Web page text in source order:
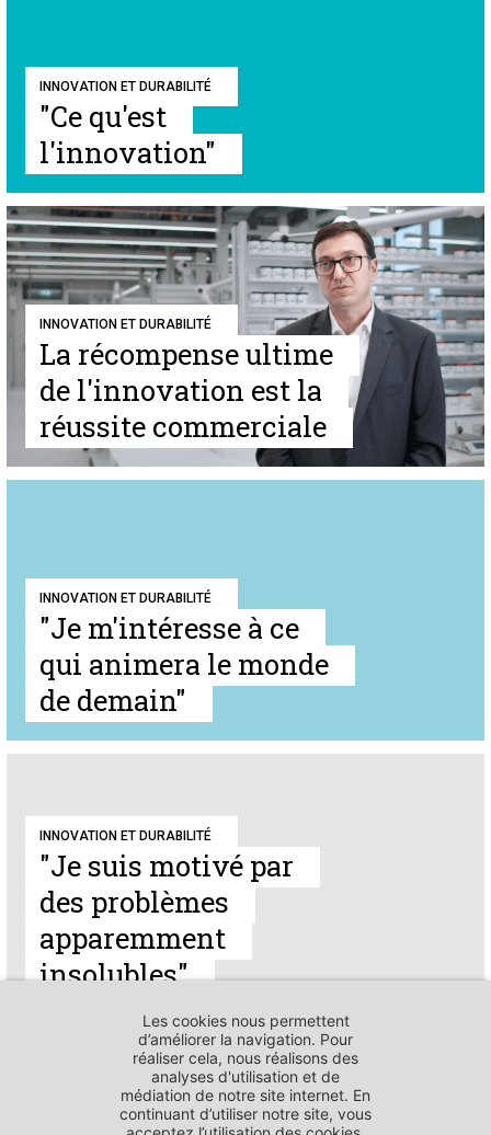
INNOVATION ET DURABILITÉ
"Ce qu'est
l'innovation"
INNOVATION ET DURABILITÉ
La récompense ultime
de l'innovation est la
réussite commerciale
INNOVATION ET DURABILITÉ
"Je m'intéresse à ce
qui animera le monde
de demain"
INNOVATION ET DURABILITÉ
"Je suis motivé par
des problèmes
apparemment
insolubles"